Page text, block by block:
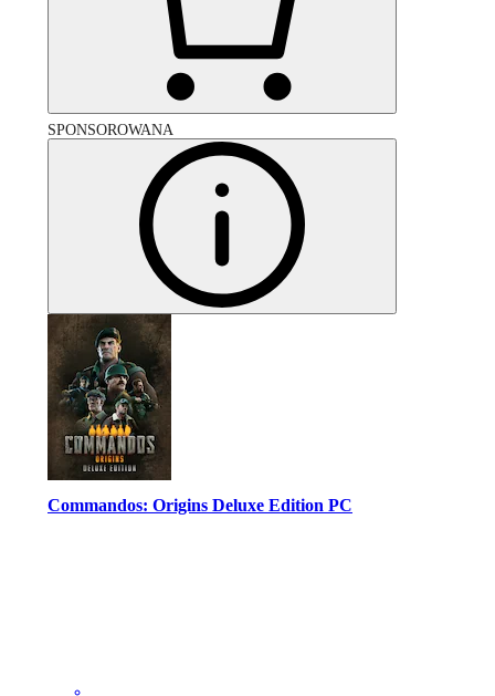
SPONSOROWANA
Commandos: Origins Deluxe Edition PC